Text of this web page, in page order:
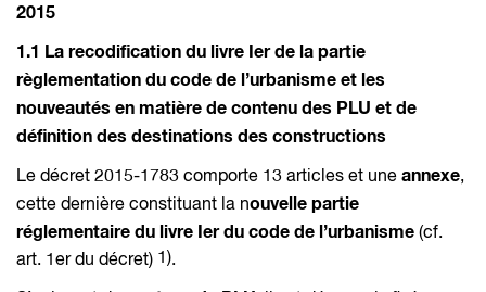
2015
1.1 La recodification du livre Ier de la partie
règlementation du code de l’urbanisme et les
nouveautés en matière de contenu des PLU et de
définition des destinations des constructions
Le décret 2015-1783 comporte 13 articles et une annexe,
cette dernière constituant la nouvelle partie
réglementaire du livre Ier du code de l’urbanisme (cf.
art. 1er du décret) 1).